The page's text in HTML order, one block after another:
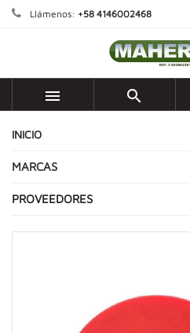
Llámenos: +58 4146002468
 
INICIO
MARCAS
PROVEEDORES